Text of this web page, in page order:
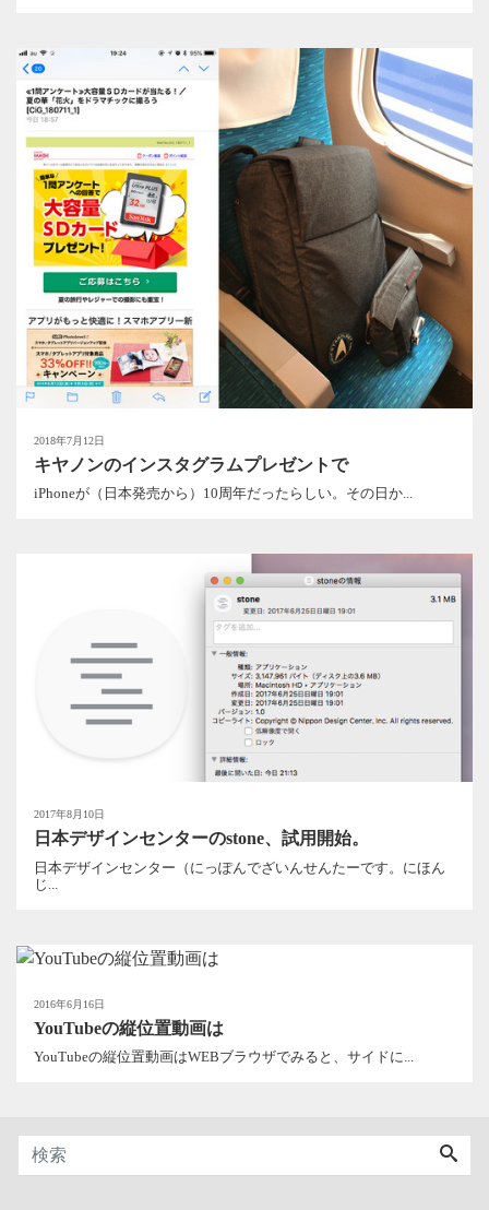
2018年7月12日
キヤノンのインスタグラムプレゼントで
iPhoneが（日本発売から）10周年だったらしい。その日か...
2017年8月10日
日本デザインセンターのstone、試用開始。
日本デザインセンター（にっぽんでざいんせんたーです。にほん
じ...
2016年6月16日
YouTubeの縦位置動画は
YouTubeの縦位置動画はWEBブラウザでみると、サイドに...